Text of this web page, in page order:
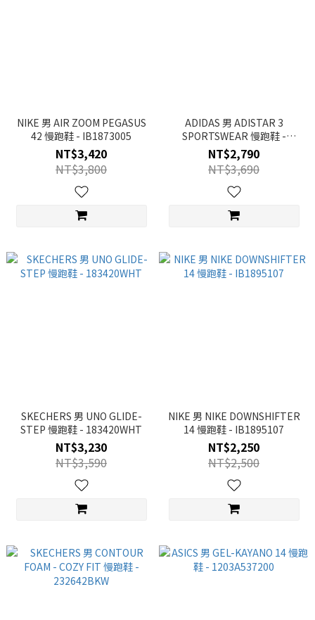
NIKE 男 AIR ZOOM PEGASUS
42 慢跑鞋 - IB1873005
NT$3,420
NT$3,800
ADIDAS 男 ADISTAR 3
SPORTSWEAR 慢跑鞋 -
JP7399
NT$2,790
NT$3,690
SKECHERS 男 UNO GLIDE-
STEP 慢跑鞋 - 183420WHT
NT$3,230
NT$3,590
NIKE 男 NIKE DOWNSHIFTER
14 慢跑鞋 - IB1895107
NT$2,250
NT$2,500